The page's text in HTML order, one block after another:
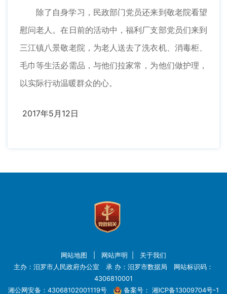
除了自身学习，民政部门党员还来到敬老院看望
慰问老人。在日前的活动中，福利厂支部党员们来到
三江镇八景敬老院，为老人送去了洗衣机、消毒柜、
毛巾等生活必需品，与他们拉家常，为他们做护理，
以实际行动温暖群众的心。
2017年5月12日
网站地图 网站声明
关于我们
主办：汨罗市人民政府办公室 承 办：汨罗市数据局 网站标识码：
4306810001
湘公网安备：43068102001119号
备案号： 湘ICP备13009704号-1